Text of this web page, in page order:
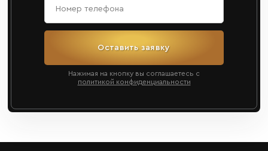
Оставить заявку
Нажимая на кнопку вы соглашаетесь с
политикой конфиденциальности